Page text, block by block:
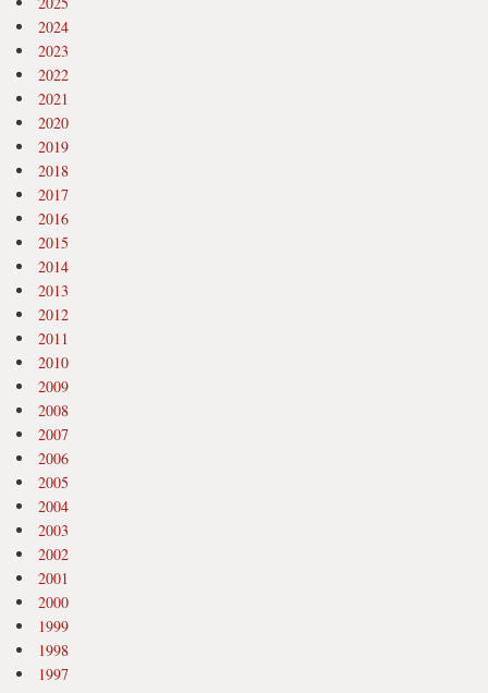
2024
2023
2022
2021
2020
2019
2018
2017
2016
2015
2014
2013
2012
2011
2010
2009
2008
2007
2006
2005
2004
2003
2002
2001
2000
1999
1998
1997